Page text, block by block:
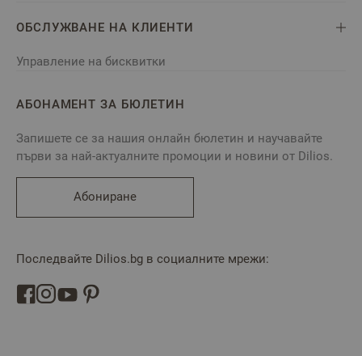
ОБСЛУЖВАНЕ НА КЛИЕНТИ
Управление на бисквитки
АБОНАМЕНТ ЗА БЮЛЕТИН
Запишете се за нашия онлайн бюлетин и научавайте
първи за най-актуалните промоции и новини от Dilios.
Абониране
Последвайте Dilios.bg в социалните мрежи: